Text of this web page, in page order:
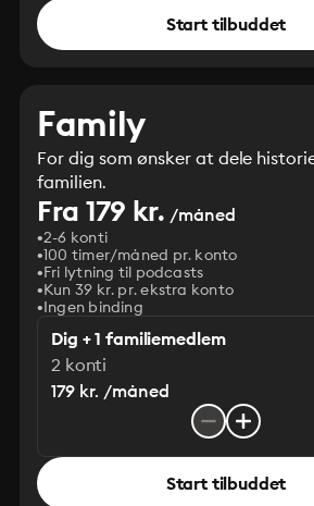
Start tilbuddet
Family
For dig som ønsker at dele
familien.
Fra 179 kr. /måned
2-6 konti
100 timer/måned pr. konto
Fri lytning til podcasts
Kun 39 kr. pr. ekstra konto
Ingen binding
Dig + 1 familiemedlem
2 konti
179 kr. /måned
Start tilbuddet